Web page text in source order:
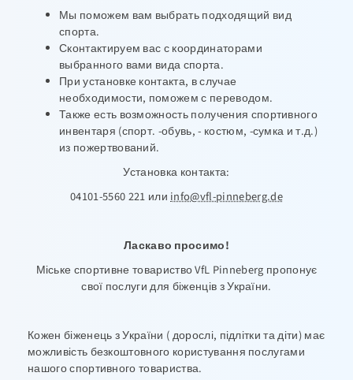
Мы поможем вам выбрать подходящий вид
спорта.
Сконтактируем вас с координаторами
выбранного вами вида спорта.
При установке контакта, в случае
необходимости, поможем с переводом.
Также есть возможность получения спортивного
инвентаря (спорт. -обувь, - костюм, -сумка и т.д.)
из пожертвований.
Установка контакта:
04101-5560 221 или info@vfl-pinneberg.de
Ласкаво просимо!
Міське спортивне товариство VfL Pinneberg пропонує
свої послуги для біженців з України.
Кожен біженець з України ( дорослі, підлітки та діти) має
можливість безкоштовного користування послугами
нашого спортивного товариства.